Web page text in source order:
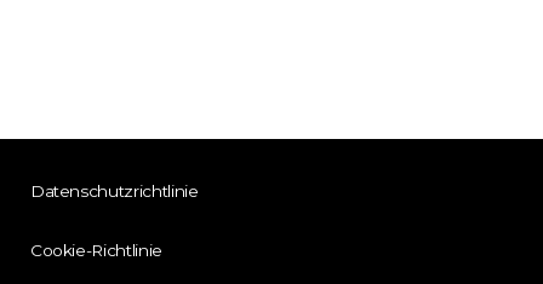
Datenschutzrichtlinie
Cookie-Richtlinie